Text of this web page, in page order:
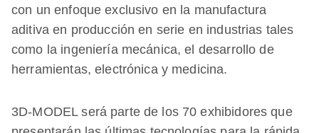
con un enfoque exclusivo en la manufactura
aditiva en producción en serie en industrias tales
como la ingeniería mecánica, el desarrollo de
herramientas, electrónica y medicina.
3D-MODEL será parte de los 70 exhibidores que